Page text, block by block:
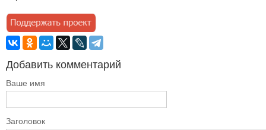
Добавить комментарий
Ваше имя
Заголовок